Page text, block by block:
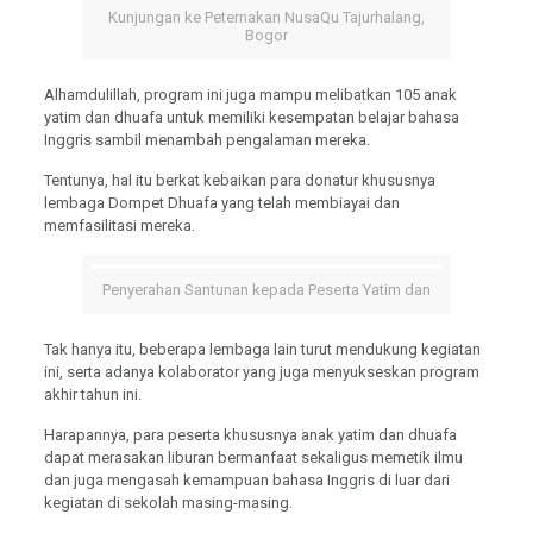
Kunjungan ke Peternakan NusaQu Tajurhalang,
Bogor
Alhamdulillah, program ini juga mampu melibatkan 105 anak
yatim dan dhuafa untuk memiliki kesempatan belajar bahasa
Inggris sambil menambah pengalaman mereka.
Tentunya, hal itu berkat kebaikan para donatur khususnya
lembaga Dompet Dhuafa yang telah membiayai dan
memfasilitasi mereka.
Penyerahan Santunan kepada Peserta Yatim dan
Tak hanya itu, beberapa lembaga lain turut mendukung kegiatan
ini, serta adanya kolaborator yang juga menyukseskan program
akhir tahun ini.
Harapannya, para peserta khususnya anak yatim dan dhuafa
dapat merasakan liburan bermanfaat sekaligus memetik ilmu
dan juga mengasah kemampuan bahasa Inggris di luar dari
kegiatan di sekolah masing-masing.